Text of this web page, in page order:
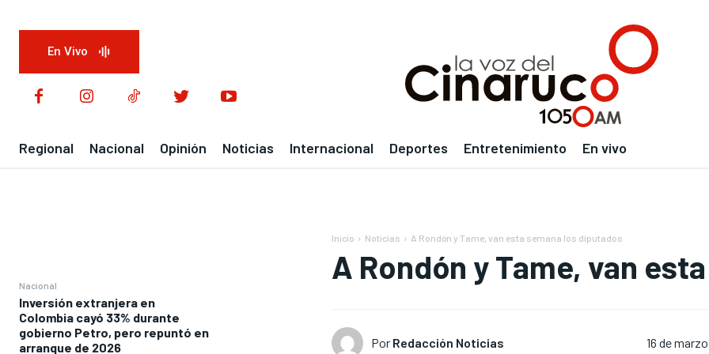
En Vivo
Regional Nacional Opinión Noticias Internacional Deportes Entretenimiento En vivo
Nacional
Inversión extranjera en
Colombia cayó 33% durante
gobierno Petro, pero repuntó en
arranque de 2026
Inicio Noticias A Rondón y Tame, van esta semana los diputados
A Rondón y Tame, van
Por Redacción Noticias 16 de